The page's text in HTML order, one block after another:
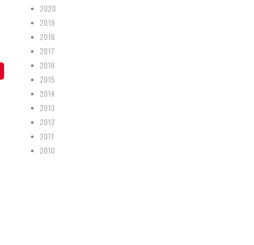
2020
2019
2018
2017
2016
2015
2014
2013
2012
2011
2010